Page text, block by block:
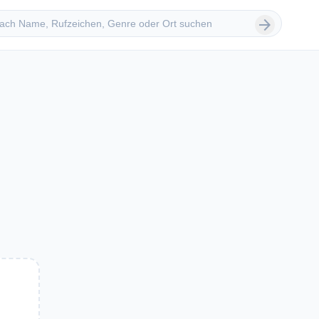
arrow_forward